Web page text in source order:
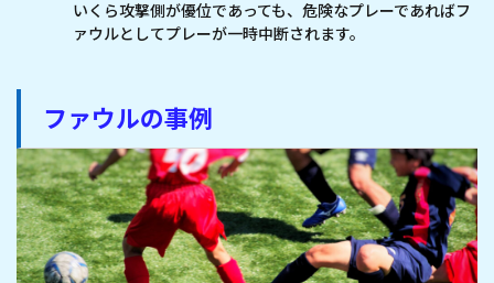
いくら攻撃側が優位であっても、危険なプレーであればフ
ァウルとしてプレーが一時中断されます。
ファウルの事例